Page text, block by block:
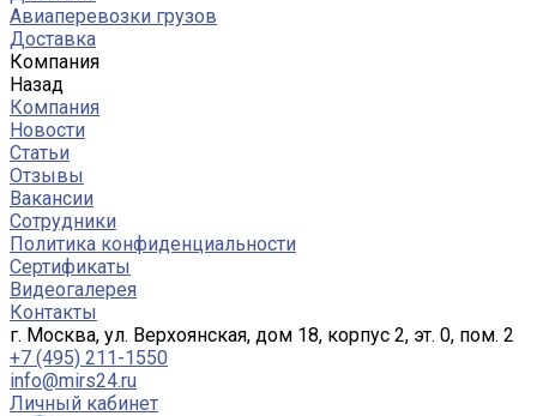
Авиаперевозки грузов
Доставка
Компания
Назад
Компания
Новости
Статьи
Отзывы
Вакансии
Сотрудники
Политика конфиденциальности
Сертификаты
Видеогалерея
Контакты
г. Москва, ул. Верхоянская, дом 18, корпус 2, эт. 0, пом. 2
+7 (495) 211-1550
info@mirs24.ru
Личный кабинет